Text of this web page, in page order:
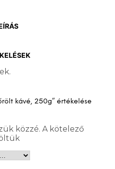
kávé, 250g” értékelése
közzé. A kötelező